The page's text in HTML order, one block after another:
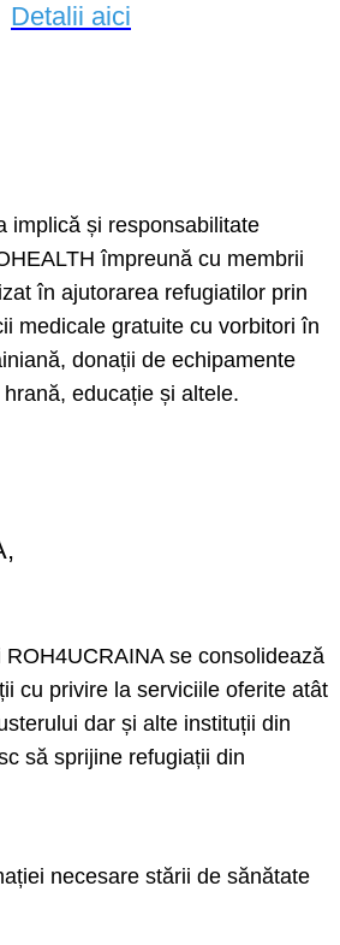
Detalii aici
implică și responsabilitate
împreună cu membrii
în ajutorarea refugiatilor prin
medicale gratuite cu vorbitori în
donații de echipamente
educație și altele.
se consolidează
cu privire la serviciile oferite atât
dar și alte instituții din
să sprijine refugiații din
necesare stării de sănătate